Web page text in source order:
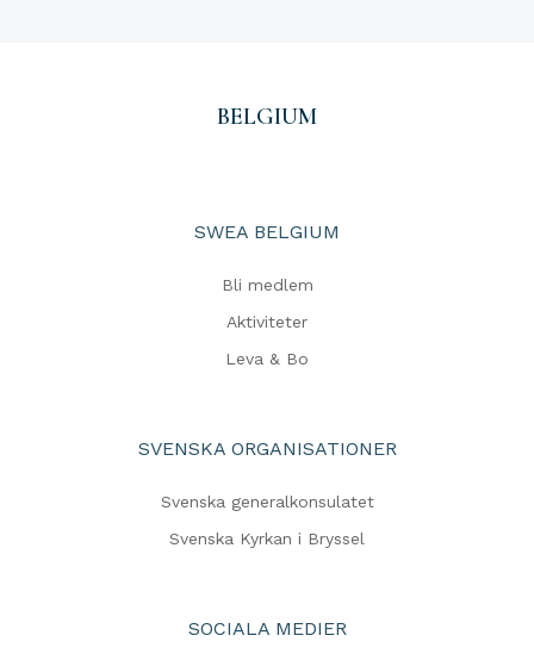
BELGIUM
SWEA BELGIUM
Bli medlem
Aktiviteter
Leva & Bo
SVENSKA ORGANISATIONER
Svenska generalkonsulatet
Svenska Kyrkan i Bryssel
SOCIALA MEDIER